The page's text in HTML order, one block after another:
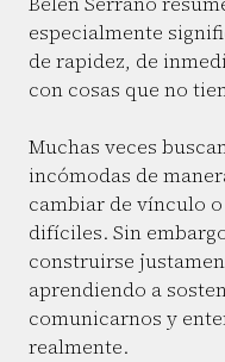
especialmente
de rapidez, de
con cosas que no
Muchas veces
incómodas de
cambiar de vínculo
difíciles. Sin
construirse
aprendiendo a
comunicarnos y
realmente.